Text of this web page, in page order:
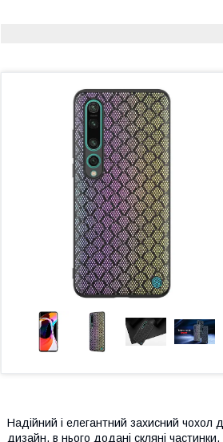
Надійний і елегантний захисний
дизайн, в нього додані скляні частинки,